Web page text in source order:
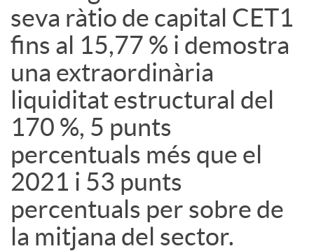
t
s
seva ràtio de capital CET1
fins al 15,77 % i demostra
una extraordinària
liquiditat estructural del
170 %, 5 punts
percentuals més que el
2021 i 53 punts
percentuals per sobre de
la mitjana del sector.